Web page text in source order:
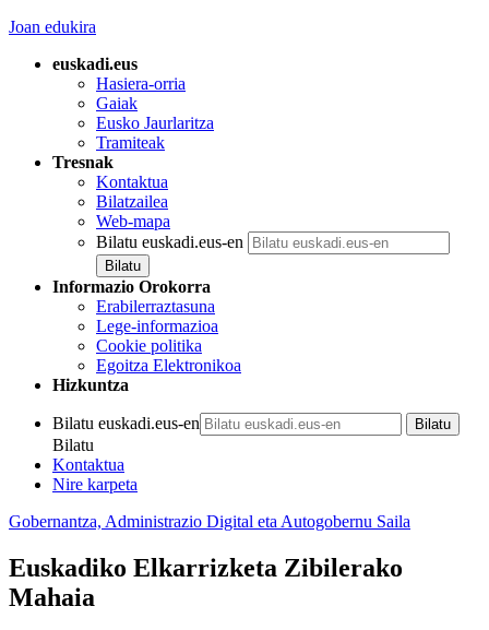
Joan edukira
euskadi.eus
Hasiera-orria
Gaiak
Eusko Jaurlaritza
Tramiteak
Tresnak
Kontaktua
Bilatzailea
Web-mapa
Bilatu euskadi.eus-en
Informazio Orokorra
Erabilerraztasuna
Lege-informazioa
Cookie politika
Egoitza Elektronikoa
Hizkuntza
Bilatu euskadi.eus-en
Bilatu
Kontaktua
Nire karpeta
Gobernantza, Administrazio Digital eta Autogobernu Saila
Euskadiko Elkarrizketa Zibilerako
Mahaia